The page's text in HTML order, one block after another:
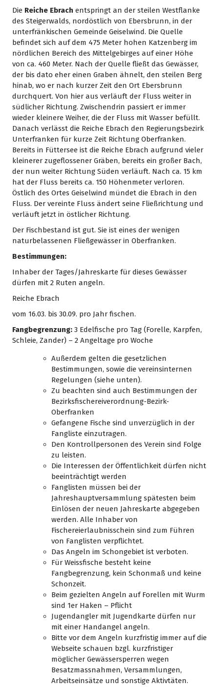
Die Reiche Ebrach entspringt an der steilen Westflanke
des Steigerwalds, nordöstlich von Ebersbrunn, in der
unterfränkischen Gemeinde Geiselwind. Die Quelle
befindet sich auf dem 475 Meter hohen Katzenberg im
nördlichen Bereich des Mittelgebirges auf einer Höhe
von ca. 460 Meter. Nach der Quelle fließt das Gewässer,
der bis dato eher einen Graben ähnelt, den steilen Berg
hinab, wo er nach kurzer Zeit den Ort Ebersbrunn
durchquert. Von hier aus verläuft der Fluss weiter in
südlicher Richtung. Zwischendrin passiert er immer
wieder kleinere Weiher, die der Fluss mit Wasser befüllt.
Danach verlässt die Reiche Ebrach den Regierungsbezirk
Unterfranken für kurze Zeit Richtung Oberfranken.
Bereits in Füttersee ist die Reiche Ebrach aufgrund vieler
kleinerer zugeflossener Gräben, bereits ein großer Bach,
der nun weiter Richtung Süden verläuft. Nach ca. 15 km
hat der Fluss bereits ca. 150 Höhenmeter verloren.
Östlich des Ortes Geiselwind mündet die Ebrach in den
Fluss. Der vereinte Fluss ändert seine Fließrichtung und
verläuft jetzt in östlicher Richtung.
Der Fischbestand ist gut. Sie ist eines der wenigen
naturbelassenen Fließgewässer in Oberfranken.
Bestimmungen:
Inhaber der Tages/Jahreskarte für dieses Gewässer
dürfen mit 2 Ruten angeln.
Reiche Ebrach
vom 16.03. bis 30.09. pro Jahr fischen.
Fangbegrenzung: 3 Edelfische pro Tag (Forelle, Karpfen,
Schleie, Zander) – 2 Angeltage pro Woche
Außerdem gelten die gesetzlichen
Bestimmungen, sowie die vereinsinternen
Regelungen (siehe unten).
Zu beachten sind auch Bestimmungen der
Bezirksfischereiverordnung-Bezirk-
Oberfranken
Gefangene Fische sind unverzüglich in der
Fangliste einzutragen.
Den Kontrollpersonen des Verein sind Folge
zu leisten.
Die Interessen der Öffentlichkeit dürfen nicht
beeinträchtigt werden
Fanglisten müssen bei der
Jahreshauptversammlung spätesten beim
Einlösen der neuen Jahreskarte abgegeben
werden. Alle Inhaber von
Fischereierlaubnisschein sind zum Führen
von Fanglisten verpflichtet.
Das Angeln im Schongebiet ist verboten.
Für Weissfische besteht keine
Fangbegrenzung, kein Schonmaß und keine
Schonzeit.
Beim gezielten Angeln auf Forellen mit Wurm
sind 1er Haken – Pflicht
Jugendangler mit Jugendkarte dürfen nur
mit einer Handangel angeln.
Bitte vor dem Angeln kurzfristig immer auf die
Webseite schauen bzgl. kurzfristiger
möglicher Gewässersperren wegen
Besatzmassnahmen, Versammlungen,
Arbeitseinsätze und sonstige Aktivtäten.